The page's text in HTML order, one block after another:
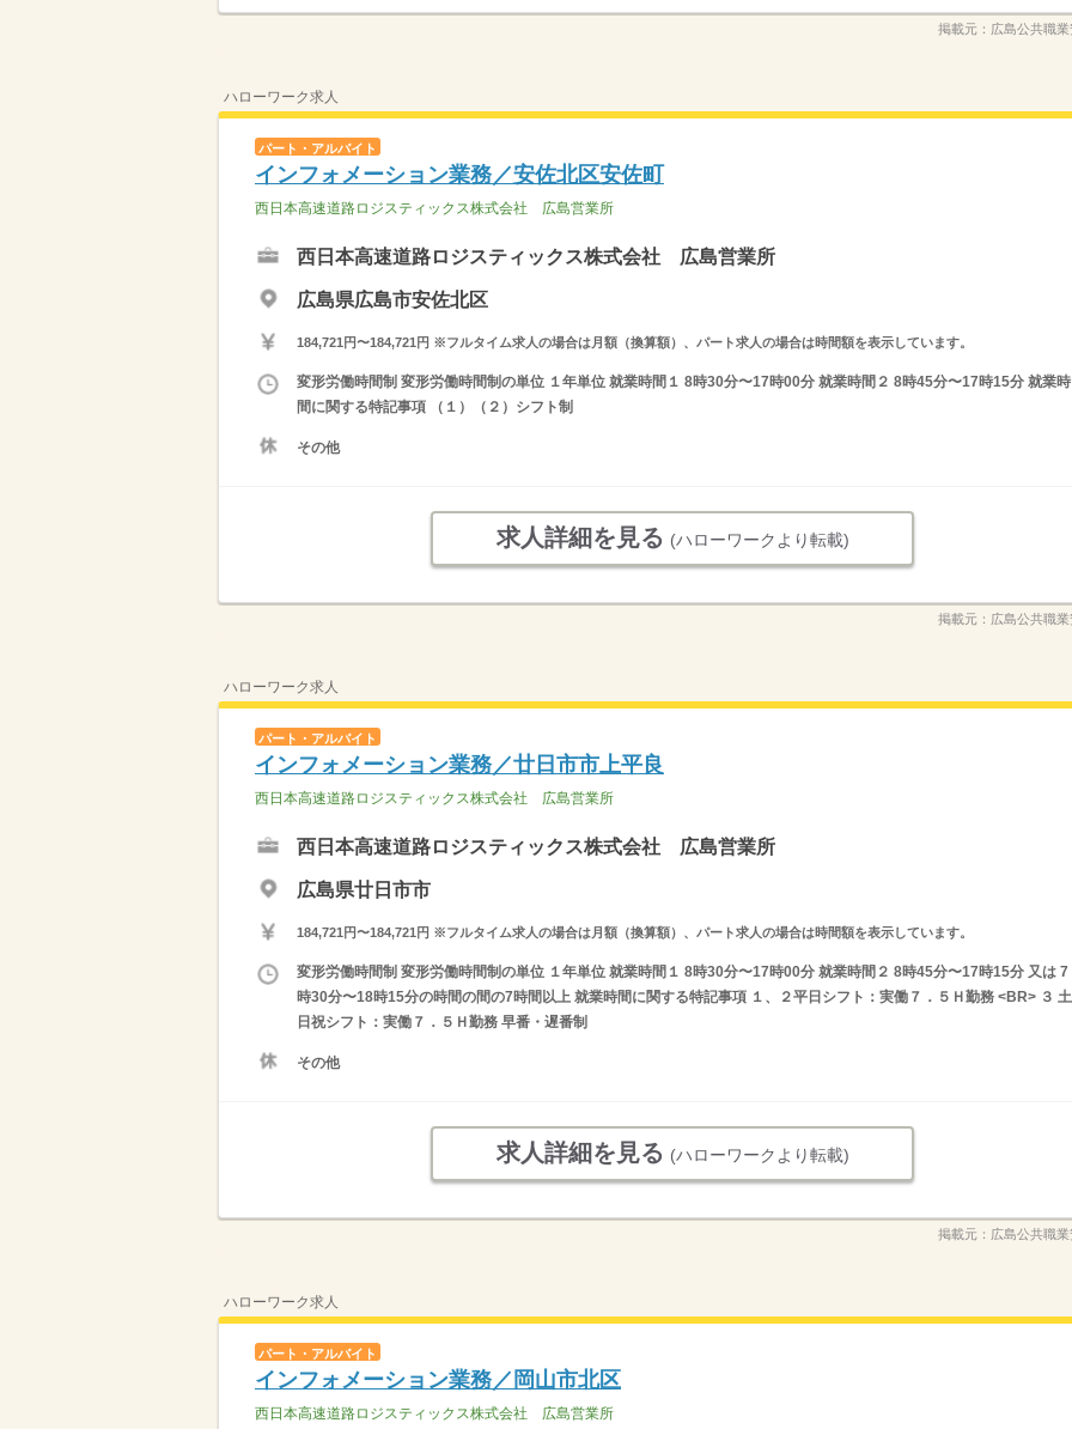
掲載元： 広島公共職
ハローワーク求人
パート・アルバイト
インフォメーション業務／安佐北区安佐町
西日本高速道路ロジスティックス株式会社 広島営業所
西日本高速道路ロジスティックス株式会社 広島営業所
広島県広島市安佐北区
184,721円〜184,721円 ※フルタイム求人の場合は月額（換算額）、パート求人の場合は時間額を表示しています。
変形労働時間制 変形労働時間制の単位 １年単位 就業時間１ 8時30分〜17時00分 就業時間２ 8時45分〜17時15分 就業時
間に関する特記事項 （１）（２）シフト制
その他
求人詳細を見る (ハローワークより転載)
掲載元： 広島公共職
ハローワーク求人
パート・アルバイト
インフォメーション業務／廿日市市上平良
西日本高速道路ロジスティックス株式会社 広島営業所
西日本高速道路ロジスティックス株式会社 広島営業所
広島県廿日市市
184,721円〜184,721円 ※フルタイム求人の場合は月額（換算額）、パート求人の場合は時間額を表示しています。
変形労働時間制 変形労働時間制の単位 １年単位 就業時間１ 8時30分〜17時00分 就業時間２ 8時45分〜17時15分 又は 7
時30分〜18時15分の時間の間の7時間以上 就業時間に関する特記事項 １、２平日シフト：実働７．５Ｈ勤務 <BR> ３ 土
日祝シフト：実働７．５Ｈ勤務 早番・遅番制
その他
求人詳細を見る (ハローワークより転載)
掲載元： 広島公共職
ハローワーク求人
パート・アルバイト
インフォメーション業務／岡山市北区
西日本高速道路ロジスティックス株式会社 広島営業所